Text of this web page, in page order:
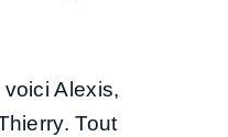
Alexis,
Tout